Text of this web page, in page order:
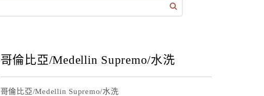
哥倫比亞/Medellin Supremo/水洗
哥倫比亞/Medellin Supremo/水洗